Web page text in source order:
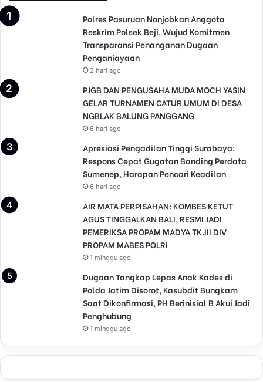
Polres Pasuruan Nonjobkan Anggota
Reskrim Polsek Beji, Wujud Komitmen
Transparansi Penanganan Dugaan
Penganiayaan
2 hari ago
PJGB DAN PENGUSAHA MUDA MOCH YASIN
GELAR TURNAMEN CATUR UMUM DI DESA
NGBLAK BALUNG PANGGANG
6 hari ago
Apresiasi Pengadilan Tinggi Surabaya:
Respons Cepat Gugatan Banding Perdata
Sumenep, Harapan Pencari Keadilan
6 hari ago
AIR MATA PERPISAHAN: KOMBES KETUT
AGUS TINGGALKAN BALI, RESMI JADI
PEMERIKSA PROPAM MADYA TK.III DIV
PROPAM MABES POLRI
1 minggu ago
Dugaan Tangkap Lepas Anak Kades di
Polda Jatim Disorot, Kasubdit Bungkam
Saat Dikonfirmasi, PH Berinisial B Akui Jadi
Penghubung
1 minggu ago